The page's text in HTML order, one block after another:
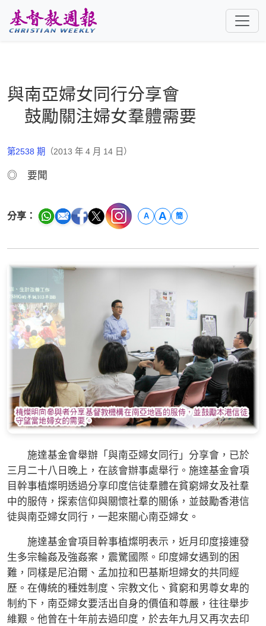
與南亞婦女同行分享會
鼓勵關注婦女羣體需要
第2538 期 （2013 年 4 月 14 日）
◎ 要聞
分享： A A 簡
施達基金會舉辦「與南亞婦女同行」分享會，已於
三月二十八日晚上，在該會辦事處舉行。施達基金會項
目幹事植燦明透過分享印度信徒羣體在貧窮婦女及社羣
中的服侍，探索信仰與關懷社羣的關係，並鼓勵香港信
徒與南亞婦女同行，一起來關心南亞婦女。
施達基金會項目幹事植燦明表示，近月印度接連發
生多宗輪姦及強姦案，震驚國際。印度婦女遇到的困
難，同樣是尼泊爾、孟加拉和巴基斯坦婦女的共同經
歷。在傳統的種姓制度、宗教文化、貧窮和男尊女卑的
制約下，南亞婦女要活出自身的價值和尊嚴，往往舉步
維艱。他曾在十年前去過印度，於去年九月又再次去印